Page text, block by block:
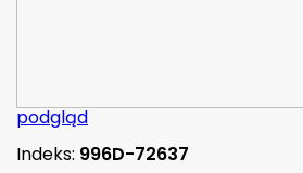
podgląd
Indeks: 996D-72637